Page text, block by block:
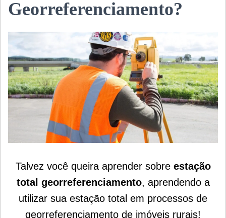
Georreferenciamento?
Talvez você queira aprender sobre estação
total georreferenciamento, aprendendo a
utilizar sua estação total em processos de
georreferenciamento de imóveis rurais!